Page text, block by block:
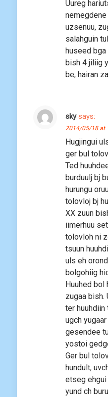
Uureg
uzsenuu,
salahguin
huseed
bish 4 jiliig
be, hairan
sky says:
2014/05/18 at
Hugjingui
ger bul
Ted
burduulj bj
hurungu
tolovloj bj
XX zuun
iimerhuu
tolovloh ni
tsuun
uls eh
bolgohiig
Huuhed bol
zugaa bish.
ter huuhdiin
ugch
gesendee
yostoi
Ger bul
hundult,
etseg ehgui
yund ch